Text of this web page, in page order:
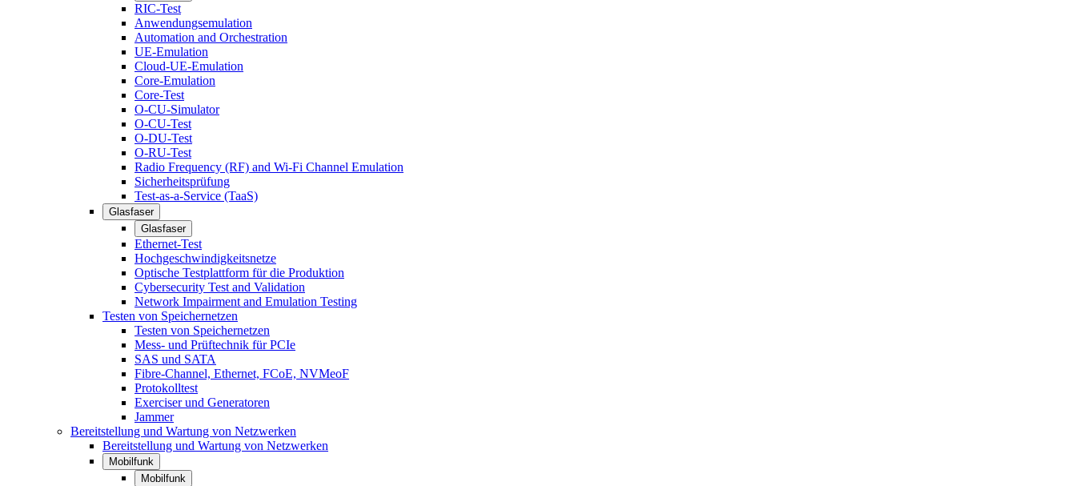
RIC-Test
Anwendungsemulation
Automation and Orchestration
UE-Emulation
Cloud-UE-Emulation
Core-Emulation
Core-Test
O-CU-Simulator
O-CU-Test
O-DU-Test
O-RU-Test
Radio Frequency (RF) and Wi-Fi Channel Emulation
Sicherheitsprüfung
Test-as-a-Service (TaaS)
Glasfaser
Glasfaser
Ethernet-Test
Hochgeschwindigkeitsnetze
Optische Testplattform für die Produktion
Cybersecurity Test and Validation
Network Impairment and Emulation Testing
Testen von Speichernetzen
Testen von Speichernetzen
Mess- und Prüftechnik für PCIe
SAS und SATA
Fibre-Channel, Ethernet, FCoE, NVMeoF
Protokolltest
Exerciser und Generatoren
Jammer
Bereitstellung und Wartung von Netzwerken
Bereitstellung und Wartung von Netzwerken
Mobilfunk
Mobilfunk